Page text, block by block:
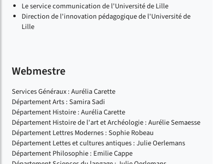
Le service communication de l'Université de Lille
Direction de l'innovation pédagogique de l'Université de
Lille
Webmestre
Services Généraux : Aurélia Carette
Département Arts : Samira Sadi
Département Histoire : Aurélia Carette
Département Histoire de l'art et Archéologie : Aurélie Semaesse
Département Lettres Modernes : Sophie Robeau
Département Lettes et cultures antiques : Julie Oerlemans
Département Philosophie : Emilie Cappe